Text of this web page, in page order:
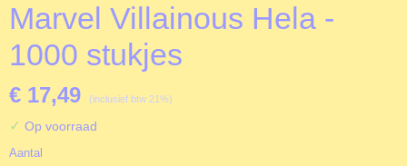
Marvel Villainous Hela -
1000 stukjes
€ 17,49 (inclusief btw 21%)
✓ Op voorraad
Aantal